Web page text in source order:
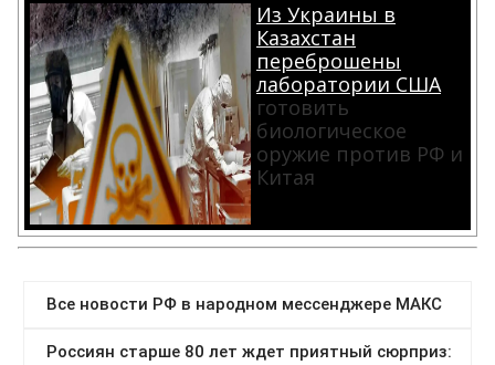
Из Украины в
Казахстан
переброшены
лаборатории США
готовить
биологическое
оружие против РФ и
Китая